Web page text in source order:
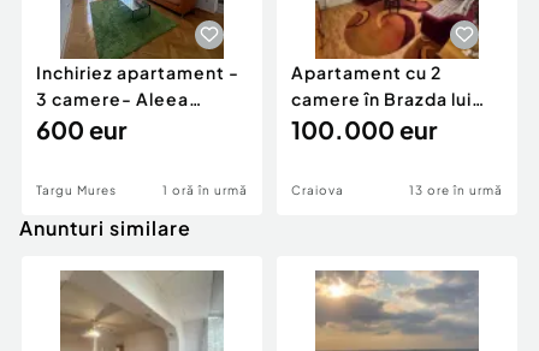
Inchiriez apartament -
3 camere- Aleea
Carpati
600 eur
Targu Mures 1 oră în urmă
Apartament cu 2
camere în Brazda lui
Novac
100.000 eur
Craiova 13 ore în urmă
Anunturi similare